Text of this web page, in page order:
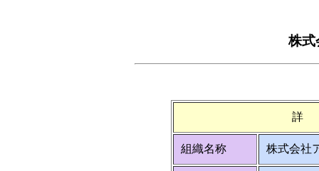
株式
詳
組織名称 株式会社